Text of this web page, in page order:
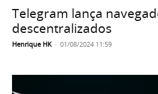
Telegram lança
descentralizados
Henrique HK - 01/08/2024 11:59